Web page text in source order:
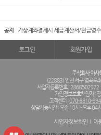
공지 가상계좌결제시 세금계산서/현금영
로그인 회원가입
주식회사 아사
(22883) 인천 서구 염곡로
사업자등록번호 : 2868502972
개인정보보호책임자 :
고객센터 :070-8810-
상담가능시간 : 오전 10시~오후 04
사업자정보확인 이